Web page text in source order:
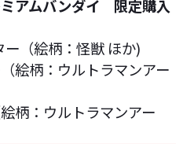
ミアムバンダイ 限定購入
（絵柄：怪獣 ほか)
絵柄：ウルトラマンアー
柄：ウルトラマンアー